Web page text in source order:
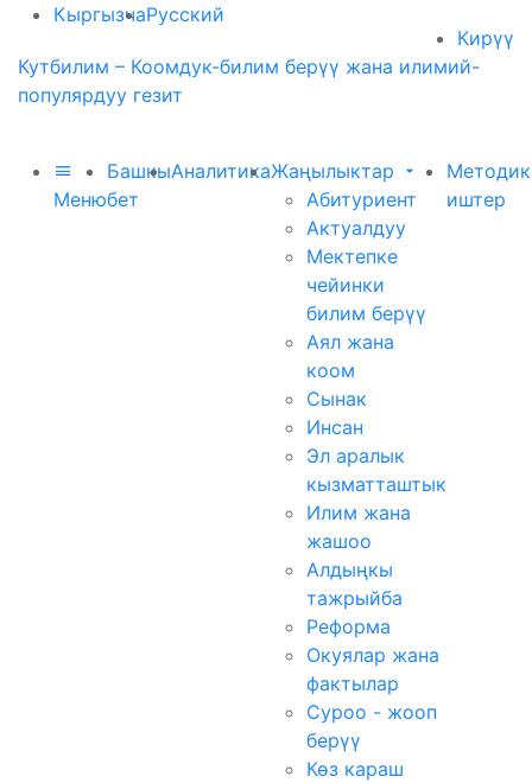
КыргызчаРусский
Кирүү
Кутбилим – Коомдук-билим берүү жана илимий-
популярдуу гезит
Меню
Башкы
бет
АналитикаЖаңылыктар
Абитуриент
Актуалдуу
Мектепке
чейинки
билим берүү
Аял жана
коом
Сынак
Инсан
Эл аралык
кызматташтык
Илим жана
жашоо
Алдыңкы
тажрыйба
Реформа
Окуялар жана
фактылар
Суроо - жооп
берүү
Көз караш
иштер